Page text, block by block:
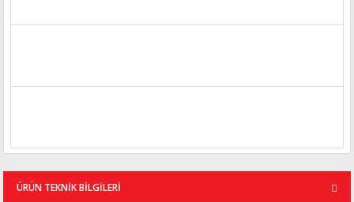
ÜRÜN TEKNİK BİLGİLERİ